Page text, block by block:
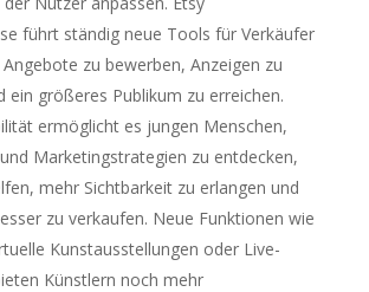
führt ständig neue Tools für Verkäufer
zu bewerben, Anzeigen zu
ein größeres Publikum zu erreichen.
ermöglicht es jungen Menschen,
Marketingstrategien zu entdecken,
mehr Sichtbarkeit zu erlangen und
zu verkaufen. Neue Funktionen wie
Kunstausstellungen oder Live-
Künstlern noch mehr